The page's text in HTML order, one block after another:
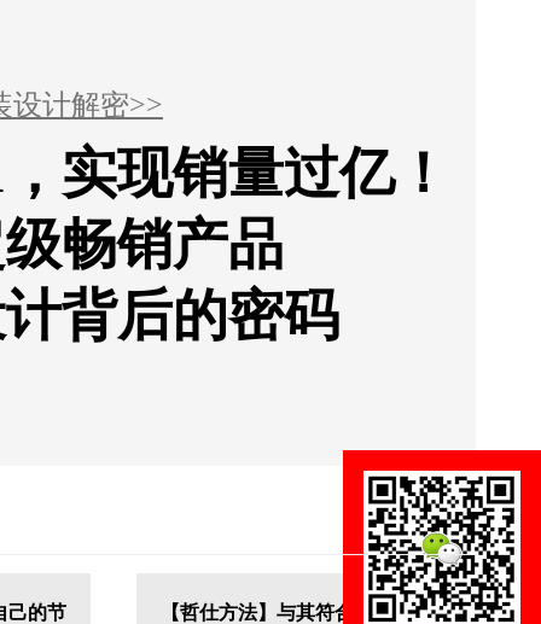
设计解密>>
实现销量过亿！
畅销产品
背后的密码
己的节
【哲仕方法】与其符合行业标准，